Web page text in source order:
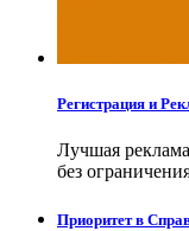
Регистрация и
Лучшая
без
Приоритет в